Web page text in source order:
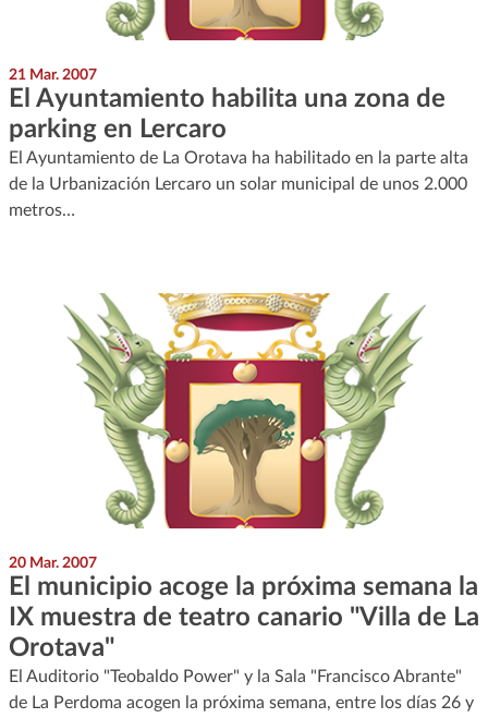
21 Mar. 2007
El Ayuntamiento habilita una zona de
parking en Lercaro
El Ayuntamiento de La Orotava ha habilitado en la parte alta
de la Urbanización Lercaro un solar municipal de unos 2.000
metros…
20 Mar. 2007
El municipio acoge la próxima semana la
IX muestra de teatro canario "Villa de La
Orotava"
El Auditorio "Teobaldo Power" y la Sala "Francisco Abrante"
de La Perdoma acogen la próxima semana, entre los días 26 y